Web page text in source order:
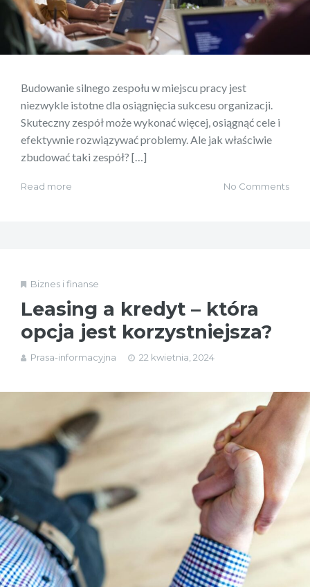
Budowanie silnego zespołu w miejscu pracy jest
niezwykle istotne dla osiągnięcia sukcesu organizacji.
Skuteczny zespół może wykonać więcej, osiągnąć cele i
efektywnie rozwiązywać problemy. Ale jak właściwie
zbudować taki zespół? […]
Read more No Comments
Biznes i finanse
Leasing a kredyt – która
opcja jest korzystniejsza?
Prasa-informacyjna 22 kwietnia, 2024